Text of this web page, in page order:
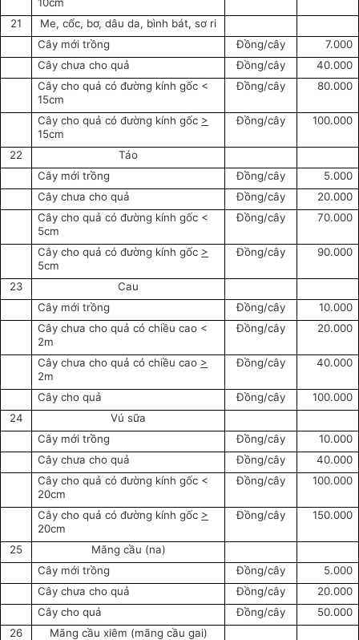
21
Me, cốc, bơ, dâu da, bình bát, sơ ri
Cây mới trồng
Đồng/cây
7.000
Cây chưa cho quả
Đồng/cây
40.000
Cây cho quả có đường kính gốc <
15cm
Đồng/cây 80.000
Cây cho quả có đường kính gốc >
15cm
Đồng/cây 100.000
22
Táo
Cây mới trồng
Đồng/cây
5.000
Cây chưa cho quả
Đồng/cây
20.000
Cây cho quả có đường kính gốc <
5cm
Đồng/cây 70.000
Cây cho quả có đường kính gốc >
5cm
Đồng/cây 90.000
23
Cau
Cây mới trồng
Đồng/cây
10.000
Cây chưa cho quả có chiều cao <
2m
Đồng/cây 20.000
Cây chưa cho quả có chiều cao >
2m
Đồng/cây 40.000
Cây cho quả Đồng/cây
100.000
24
Vú sữa
Cây mới trồng
Đồng/cây
10.000
Cây chưa cho quả
Đồng/cây
40.000
Cây cho quả có đường kính gốc <
20cm
Đồng/cây 100.000
Cây cho quả có đường kính gốc >
20cm
Đồng/cây 150.000
25
Mãng cầu (na)
Cây mới trồng
Đồng/cây
5.000
Cây chưa cho quả
Đồng/cây
20.000
Cây cho quả
Đồng/cây
50.000
26
Mãng cầu xiêm (mãng cầu gai)